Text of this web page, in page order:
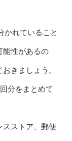
かれていること
能性があるの
きましょう。
分をまとめて
スストア、郵便